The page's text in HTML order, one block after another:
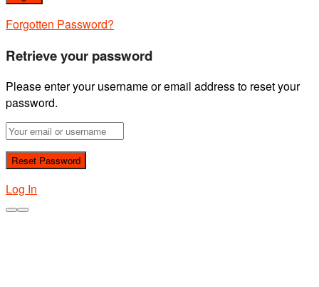
Forgotten Password?
Retrieve your password
Please enter your username or email address to reset your
password.
Log In